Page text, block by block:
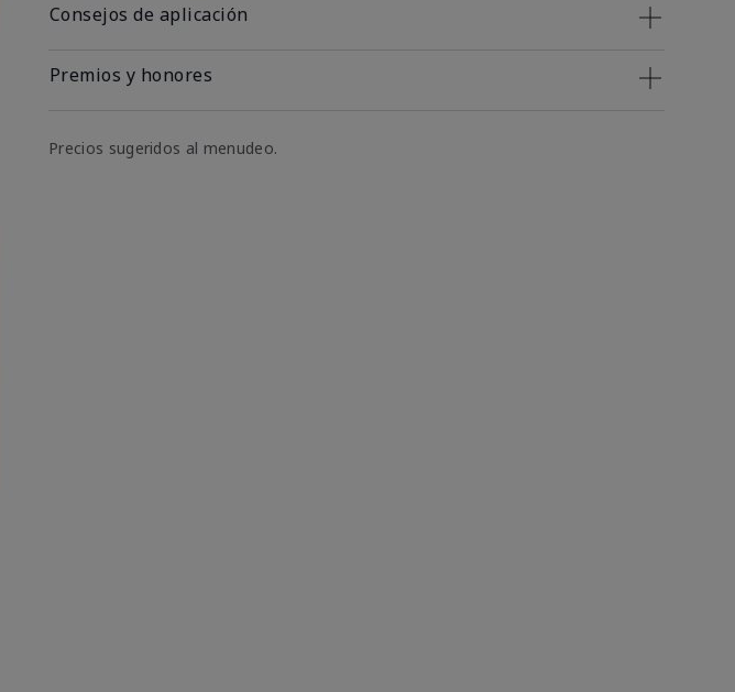
Consejos de aplicación
Premios y honores
Precios sugeridos al menudeo.